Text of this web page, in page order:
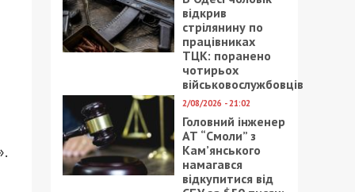
відкрив
стрілянину по
працівниках
ТЦК: поранено
чотирьох
військовослужбовців
2/08/2026 - 21:02
Головний інженер
АТ “Смоли” з
Кам’янського
намагався
відкупитися від